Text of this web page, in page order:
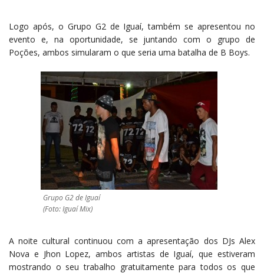
Logo após, o Grupo G2 de Iguaí, também se apresentou no
evento e, na oportunidade, se juntando com o grupo de
Poções, ambos simularam o que seria uma batalha de B Boys.
Grupo G2 de Iguaí
(Foto: Iguaí Mix)
A noite cultural continuou com a apresentação dos DJs Alex
Nova e Jhon Lopez, ambos artistas de Iguaí, que estiveram
mostrando o seu trabalho gratuitamente para todos os que